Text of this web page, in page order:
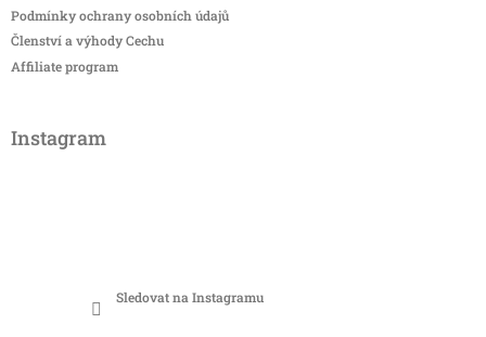
Podmínky ochrany osobních údajů
Členství a výhody Cechu
Affiliate program
Instagram
Sledovat na Instagramu